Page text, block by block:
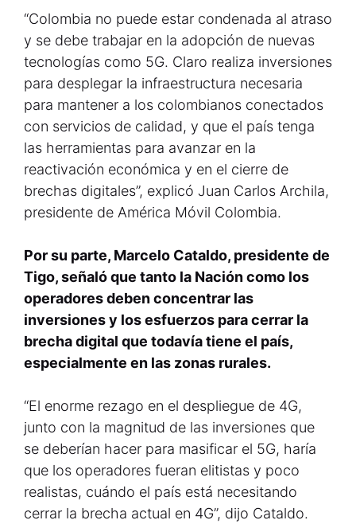
“Colombia no puede estar condenada al atraso
y se debe trabajar en la adopción de nuevas
tecnologías como 5G. Claro realiza inversiones
para desplegar la infraestructura necesaria
para mantener a los colombianos conectados
con servicios de calidad, y que el país tenga
las herramientas para avanzar en la
reactivación económica y en el cierre de
brechas digitales”, explicó Juan Carlos Archila,
presidente de América Móvil Colombia.
Por su parte, Marcelo Cataldo, presidente de
Tigo, señaló que tanto la Nación como los
operadores deben concentrar las
inversiones y los esfuerzos para cerrar la
brecha digital que todavía tiene el país,
especialmente en las zonas rurales.
“El enorme rezago en el despliegue de 4G,
junto con la magnitud de las inversiones que
se deberían hacer para masificar el 5G, haría
que los operadores fueran elitistas y poco
realistas, cuándo el país está necesitando
cerrar la brecha actual en 4G”, dijo Cataldo.